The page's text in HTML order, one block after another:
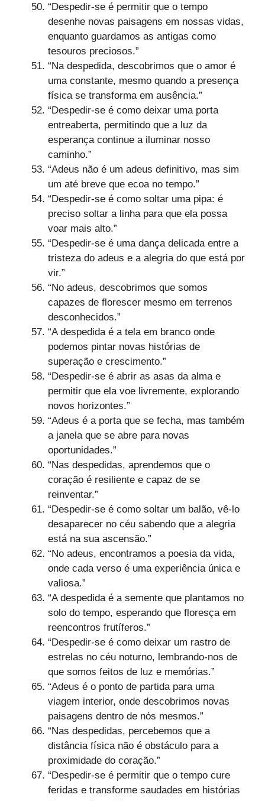
“Despedir-se é permitir que o tempo
desenhe novas paisagens em nossas vidas,
enquanto guardamos as antigas como
tesouros preciosos.”
“Na despedida, descobrimos que o amor é
uma constante, mesmo quando a presença
física se transforma em ausência.”
“Despedir-se é como deixar uma porta
entreaberta, permitindo que a luz da
esperança continue a iluminar nosso
caminho.”
“Adeus não é um adeus definitivo, mas sim
um até breve que ecoa no tempo.”
“Despedir-se é como soltar uma pipa: é
preciso soltar a linha para que ela possa
voar mais alto.”
“Despedir-se é uma dança delicada entre a
tristeza do adeus e a alegria do que está por
vir.”
“No adeus, descobrimos que somos
capazes de florescer mesmo em terrenos
desconhecidos.”
“A despedida é a tela em branco onde
podemos pintar novas histórias de
superação e crescimento.”
“Despedir-se é abrir as asas da alma e
permitir que ela voe livremente, explorando
novos horizontes.”
“Adeus é a porta que se fecha, mas também
a janela que se abre para novas
oportunidades.”
“Nas despedidas, aprendemos que o
coração é resiliente e capaz de se
reinventar.”
“Despedir-se é como soltar um balão, vê-lo
desaparecer no céu sabendo que a alegria
está na sua ascensão.”
“No adeus, encontramos a poesia da vida,
onde cada verso é uma experiência única e
valiosa.”
“A despedida é a semente que plantamos no
solo do tempo, esperando que floresça em
reencontros frutíferos.”
“Despedir-se é como deixar um rastro de
estrelas no céu noturno, lembrando-nos de
que somos feitos de luz e memórias.”
“Adeus é o ponto de partida para uma
viagem interior, onde descobrimos novas
paisagens dentro de nós mesmos.”
“Nas despedidas, percebemos que a
distância física não é obstáculo para a
proximidade do coração.”
“Despedir-se é permitir que o tempo cure
feridas e transforme saudades em histórias